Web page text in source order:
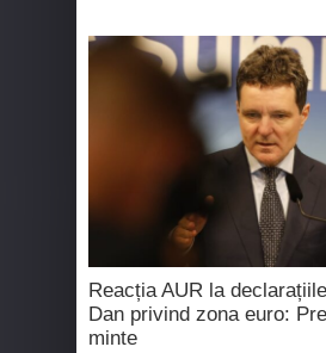
Reacția AUR la
Dan privind zona euro:
minte